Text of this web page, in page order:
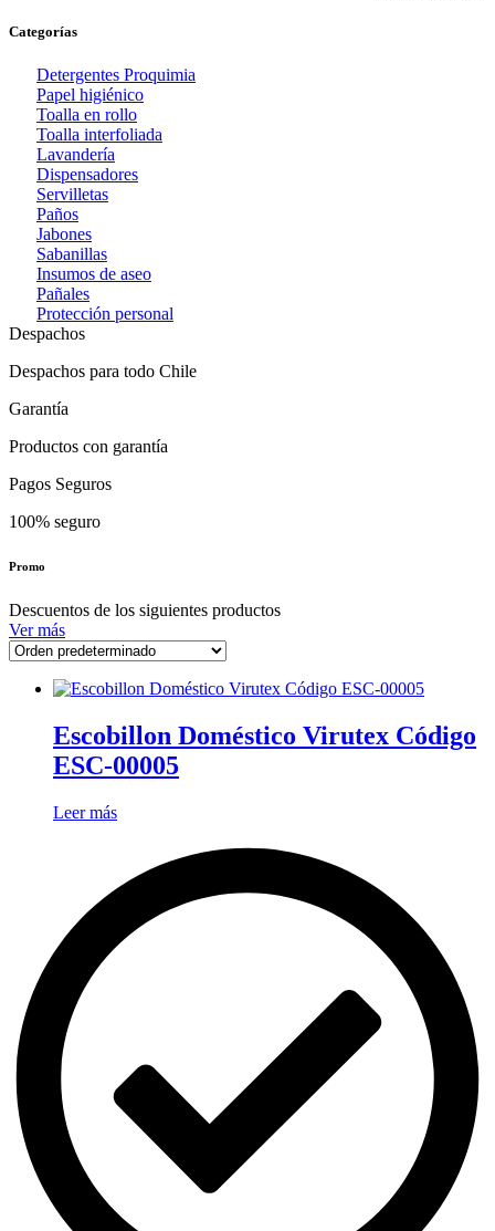
Categorías
Detergentes Proquimia
Papel higiénico
Toalla en rollo
Toalla interfoliada
Lavandería
Dispensadores
Servilletas
Paños
Jabones
Sabanillas
Insumos de aseo
Pañales
Protección personal
Despachos
Despachos para todo Chile
Garantía
Productos con garantía
Pagos Seguros
100% seguro
Promo
Descuentos de los siguientes productos
Ver más
Escobillon Doméstico Virutex Código
ESC-00005
Leer más